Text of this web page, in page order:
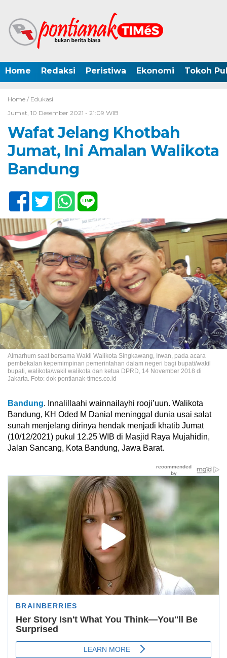
Home Redaksi Peristiwa Ekonomi Tokoh
Home / Edukasi
Jumat, 10 Desember 2021 - 21:09 WIB
Wafat Jelang Khotbah
Jumat, Ini Amalan Walikota
Bandung
Almarhum saat bersama Wakil Walikota Singkawang, Irwan, pada acara
pembekalan kepemimpinan pemerintahan dalam negeri bagi bupati/wakil
bupati, walikota/wakil walikota dan ketua DPRD, 14 November 2018 di
Jakarta. Foto: dok pontianak-times.co.id
Bandung. Innalillaahi wainnailayhi rooji’uun. Walikota
Bandung, KH Oded M Danial meninggal dunia usai salat
sunah menjelang dirinya hendak menjadi khatib Jumat
(10/12/2021) pukul 12.25 WIB di Masjid Raya Mujahidin,
Jalan Sancang, Kota Bandung, Jawa Barat.